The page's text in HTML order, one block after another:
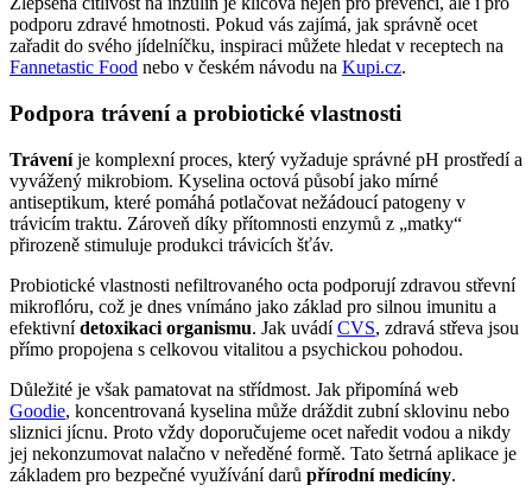
podporu zdravé hmotnosti. Pokud vás zajímá, jak správně ocet
zařadit do svého jídelníčku, inspiraci můžete hledat v receptech na
Fannetastic Food nebo v českém návodu na Kupi.cz.
Podpora trávení a probiotické vlastnosti
Tráveníje komplexní proces, který vyžaduje správné pH prostředí a
vyvážený mikrobiom. Kyselina octová působí jako mírné
antiseptikum, které pomáhá potlačovat nežádoucí patogeny v
trávicím traktu. Zároveň díky přítomnosti enzymů z „matky“
přirozeně stimuluje produkci trávicích šťáv.
Probiotické vlastnosti nefiltrovaného octa podporují zdravou střevní
mikroflóru, což je dnes vnímáno jako základ pro silnou imunitu a
efektivnídetoxikaci organismu. Jak uvádíCVS, zdravá střeva jsou
přímo propojena s celkovou vitalitou a psychickou pohodou.
Důležité je však pamatovat na střídmost. Jak připomíná web
Goodie, koncentrovaná kyselina může dráždit zubní sklovinu nebo
sliznici jícnu. Proto vždy doporučujeme ocet naředit vodou a nikdy
jej nekonzumovat nalačno v neředěné formě. Tato šetrná aplikace je
základem pro bezpečné využívání darů přírodní medicíny.